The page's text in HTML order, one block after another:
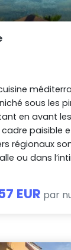
sous les
en avant
paisible
régionaux
ou dans
EUR par